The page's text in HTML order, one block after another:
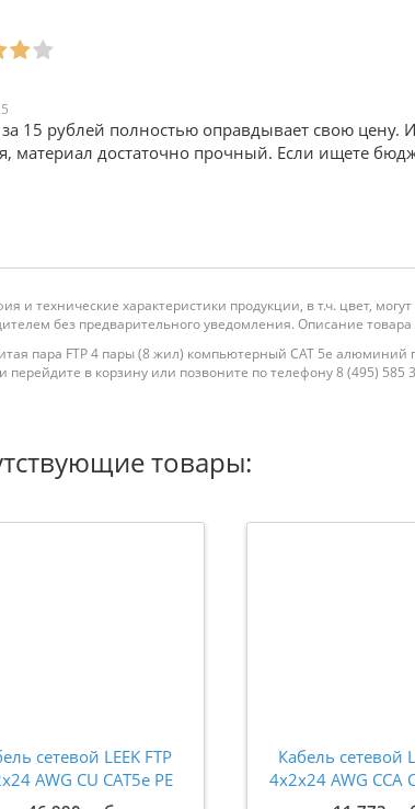
15 рублей полностью оправдывает свою цену.
материал достаточно прочный. Если ищете
и технические характеристики продукции, в т.ч. цвет,
без предварительного уведомления. Описание
пара FTP 4 пары (8 жил) компьютерный CAT 5e
перейдите в корзину или позвоните по телефону 8 (495) 585
товары:
сетевой LEEK FTP
AWG CU CAT5e PE
LE (бухта 305м) LE
Кабель сетевой
4x2x24 AWG CCA
LE (бухта 305м)